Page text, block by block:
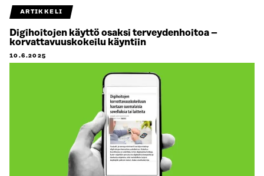
ARTIKKELI
Digihoitojen käyttö osaksi terveydenhoitoa –
korvattavuuskokeilu käyntiin
10.6.2025